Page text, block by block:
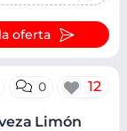
oferta
0 12
Limón